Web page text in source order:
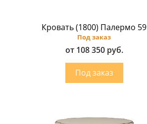
Кровать (1800) Палермо 59
Под заказ
от 108 350 руб.